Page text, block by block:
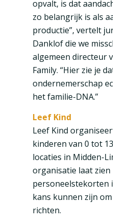
opvalt, is dat
zo belangrijk is als
productie”, vertelt
Danklof die we
algemeen directeur
Family. “Hier zie je
ondernemerschap
het familie-DNA.”
Leef Kind
Leef Kind
kinderen van 0 tot
locaties in Midden-
organisatie laat zien
personeelstekorten
kans kunnen zijn
richten.